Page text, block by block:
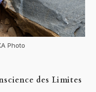
Photo
des Limites